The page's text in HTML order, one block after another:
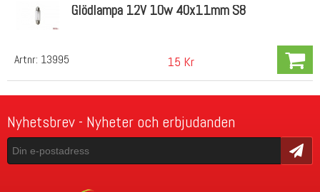
Artnr: 13995
Glödlampa 12V 10w 40x11mm S8
15 Kr
Nyhetsbrev - Nyheter och erbjudanden
Skicka